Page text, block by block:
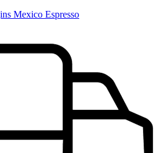
Mexico Espresso